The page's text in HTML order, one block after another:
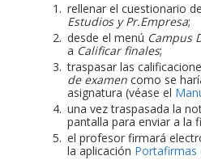
rellenar el cuestionario
Estudios y Pr.Empresa;
desde el menú Campus
a Calificar finales;
traspasar las
de examen como se
asignatura (véase el
una vez traspasada la
pantalla para enviar a la
el profesor firmará
la aplicación Portafirmas